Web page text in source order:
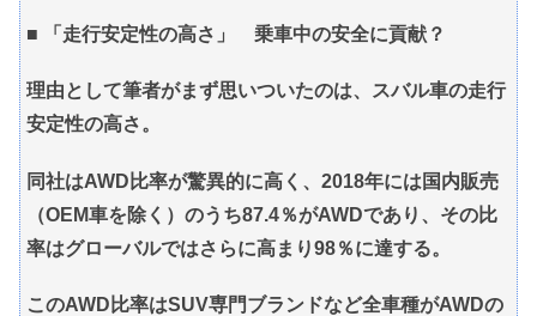
■ 「走行安定性の高さ」 乗車中の安全に貢献？
理由として筆者がまず思いついたのは、スバル車の走行
安定性の高さ。
同社はAWD比率が驚異的に高く、2018年には国内販売
（OEM車を除く）のうち87.4％がAWDであり、その比
率はグローバルではさらに高まり98％に達する。
このAWD比率はSUV専門ブランドなど全車種がAWDの